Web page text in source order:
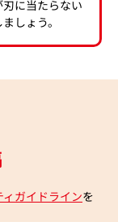
に当たらない
しょう。
ィガイドラインを